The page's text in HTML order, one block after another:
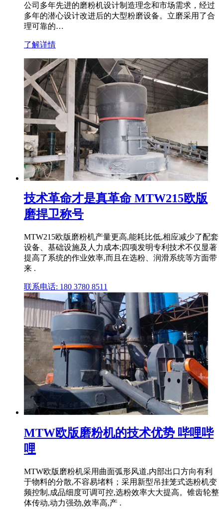
公司多年先进的磨粉机设计制造理念和市场需求，经过
多年的潜心设计改进后的大型粉磨设备。立磨采用了合
理可靠的…
了解详情
技术革命才是真革命 MTW215欧版
磨捍卫称号
MTW215欧版磨粉机产量更高,能耗比低,相应减少了配套
设备、基础设施及人力成本;四项发明专利技术不仅显著
提高了系统的作业效率,而且在选粉、润滑系统等方面带
来 .
联系电话: 180 3780 8511
MTW欧版磨粉机的技术优势 哔哩哔
哩
MTW欧版磨粉机采用曲面弧形风道,内部出口方向有利
于物料的分散,不容易堵料；采用新型吊挂笼式选粉机变
频控制,成品细度可调可控,选粉效率大大提高。锥齿轮整
体传动,动力强劲,效率高,产 .